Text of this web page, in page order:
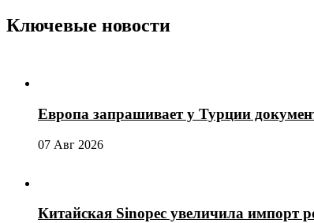
Ключевые новости
Европа запрашивает у Турции
07 Авг 2026
Китайская Sinopec увеличила импорт